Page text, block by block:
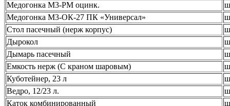
Медогонка М3-РМ оцинк.
Медогонка М3-ОК-27 ПК «Универсал»
Стол пасечный (нерж корпус)
Дырокол
Дымарь пасечный
Емкость нерж (С краном шаровым)
Куботейнер, 23 л
Ведро, 12/23 л.
Каток комбинированный